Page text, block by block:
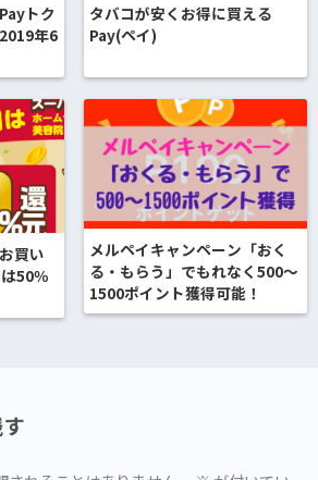
トク
年6
タバコが安くお得に買える
Pay(ペイ)
買い
50％
メルペイキャンペーン「おく
る・もらう」でもれなく500～
1500ポイント獲得可能！